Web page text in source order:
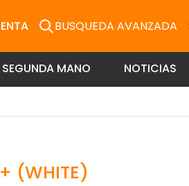
BUSQUEDA AVANZADA
SEGUNDA MANO NOTICIAS
(WHITE)